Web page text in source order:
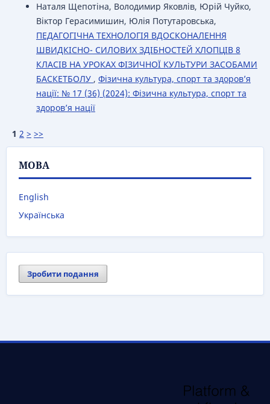
Наталя Щепотіна, Володимир Яковлів, Юрій Чуйко,
Віктор Герасимишин, Юлія Потутаровська,
ПЕДАГОГІЧНА ТЕХНОЛОГІЯ ВДОСКОНАЛЕННЯ
ШВИДКІСНО- СИЛОВИХ ЗДІБНОСТЕЙ ХЛОПЦІВ 8
КЛАСІВ НА УРОКАХ ФІЗИЧНОЇ КУЛЬТУРИ ЗАСОБАМИ
БАСКЕТБОЛУ , Фізична культура, спорт та здоров’я
нації: № 17 (36) (2024): Фізична культура, спорт та
здоров’я нації
1 2 > >>
МОВА
English
Українська
Зробити подання